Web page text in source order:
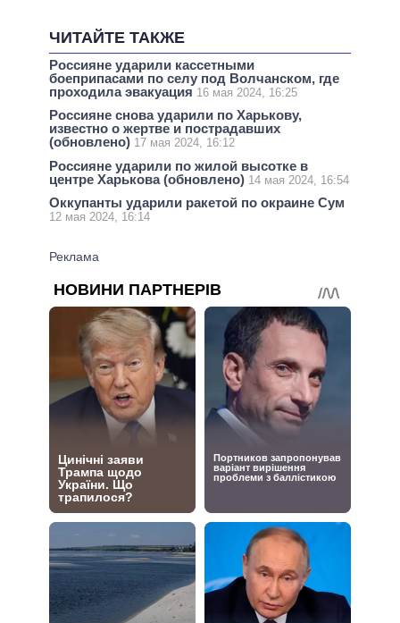
ЧИТАЙТЕ ТАКЖЕ
Россияне ударили кассетными
боеприпасами по селу под Волчанском, где
проходила эвакуация 16 мая 2024, 16:25
Россияне снова ударили по Харькову,
известно о жертве и пострадавших
(обновлено) 17 мая 2024, 16:12
Россияне ударили по жилой высотке в
центре Харькова (обновлено) 14 мая 2024, 16:54
Оккупанты ударили ракетой по окраине Сум
12 мая 2024, 16:14